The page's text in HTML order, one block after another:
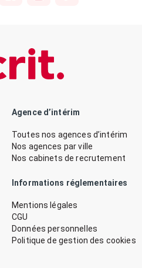
Agence d’intérim
Toutes nos agences d’intérim
Nos agences par ville
Nos cabinets de recrutement
Informations réglementaires
Mentions légales
CGU
Données personnelles
Politique de gestion des cookies